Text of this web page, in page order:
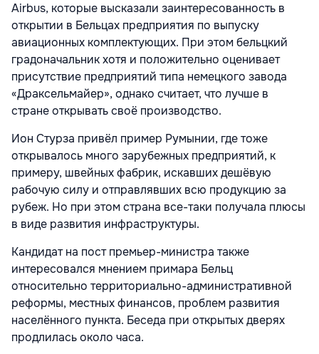
Airbus, которые высказали заинтересованность в
открытии в Бельцах предприятия по выпуску
авиационных комплектующих. При этом бельцкий
градоначальник хотя и положительно оценивает
присутствие предприятий типа немецкого завода
«Драксельмайер», однако считает, что лучше в
стране открывать своё производство.
Ион Стурза привёл пример Румынии, где тоже
открывалось много зарубежных предприятий, к
примеру, швейных фабрик, искавших дешёвую
рабочую силу и отправлявших всю продукцию за
рубеж. Но при этом страна все-таки получала плюсы
в виде развития инфраструктуры.
Кандидат на пост премьер-министра также
интересовался мнением примара Бельц
относительно территориально-административной
реформы, местных финансов, проблем развития
населённого пункта. Беседа при открытых дверях
продлилась около часа.